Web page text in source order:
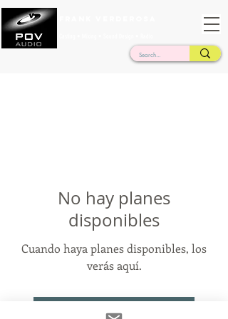
No hay planes
disponibles
Cuando haya planes disponibles, los
verás aquí.
Volver a la página de inicio